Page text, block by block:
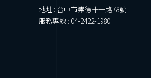
地址 : 台中市崇德十一路78號
服務專線 : 04-2422-1980